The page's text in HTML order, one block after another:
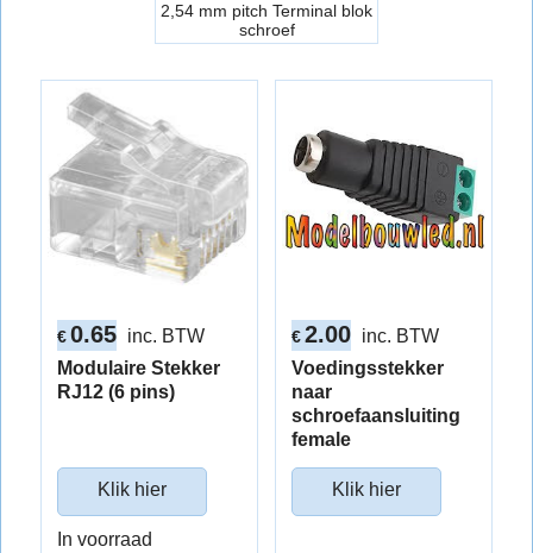
2,54 mm pitch Terminal blok
schroef
€ 0.65 inc. BTW
Modulaire Stekker
RJ12 (6 pins)
Klik hier
In voorraad
€2.00 inc. BTW
Voedingsstekker
naar
schroefaansluiting
female
Klik hier